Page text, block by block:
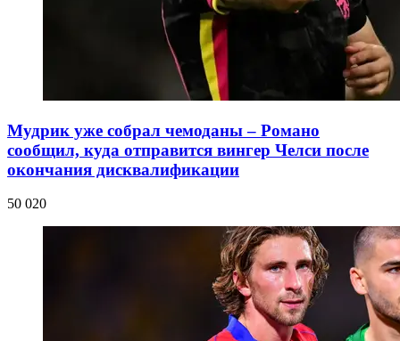
Мудрик уже собрал чемоданы – Романо
сообщил, куда отправится вингер Челси после
окончания дисквалификации
50 020